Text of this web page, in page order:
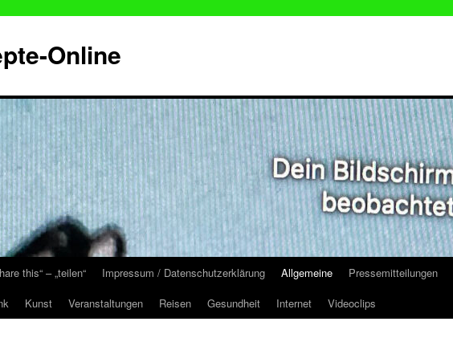
Online
this“ – „teilen“ Impressum / Datenschutzerklärung Allgemeine Pressemitteilungen
Kunst Veranstaltungen Reisen Gesundheit Internet Videoclips